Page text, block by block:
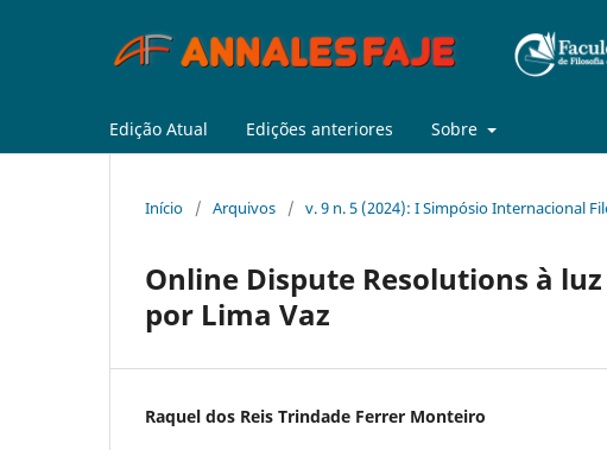
Edição Atual Edições anteriores Sobre
Início / Arquivos / v. 9 n. 5 (2024): I Simpósio Internacional
Online Dispute Resolutions à
por Lima Vaz
Raquel dos Reis Trindade Ferrer Monteiro